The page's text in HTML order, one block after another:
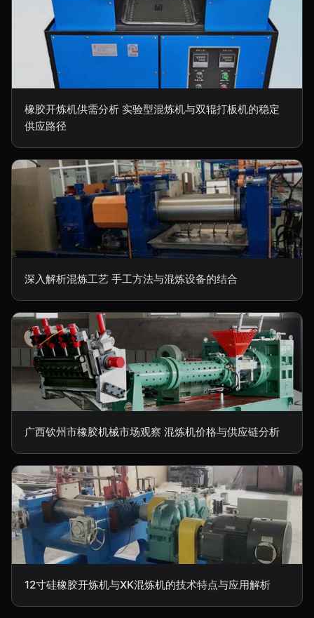
橡胶开炼机供需分析 实验型混炼机与双辊打板机的稳定
供应路径
深入解析混炼工艺 手工方法与混炼设备的结合
广西钦州市橡胶机械市场观察 混炼机价格与供应链分析
12寸硅橡胶开炼机与XK混炼机的技术特点与应用解析